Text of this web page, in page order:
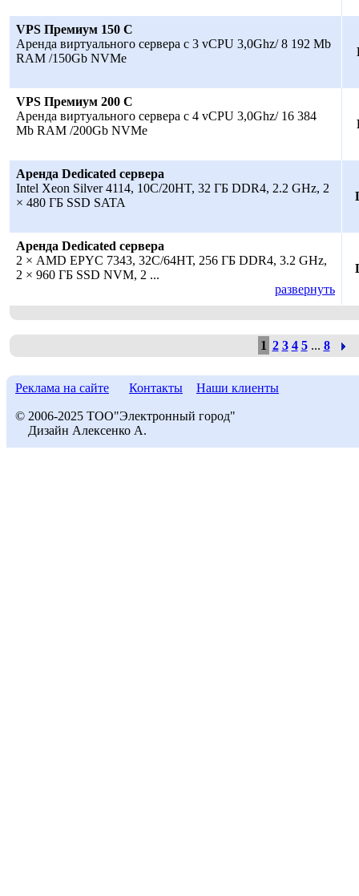
VPS Премиум 150 С
Аренда виртуального сервера с 3 vCPU 3,0Ghz/ 8 192 Mb
RAM /150Gb NVMe
VPS Премиум 200 С
Аренда виртуального сервера с 4 vCPU 3,0Ghz/ 16 384
Mb RAM /200Gb NVMe
Аренда Dedicated сервера
Intel Xeon Silver 4114, 10C/20HT, 32 ГБ DDR4, 2.2 GHz, 2
× 480 ГБ SSD SATA
Аренда Dedicated сервера
2 × AMD EPYC 7343, 32С/64НТ, 256 ГБ DDR4, 3.2 GHz,
2 × 960 ГБ SSD NVM, 2 ...
развернуть
1 2 3 4 5... 8
Реклама на сайте Контакты Наши клиенты
© 2006-2025 ТОО"Электронный город"
Дизайн Алексенко А.